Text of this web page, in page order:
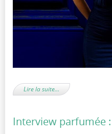
Lire la suite…
Interview parfumée